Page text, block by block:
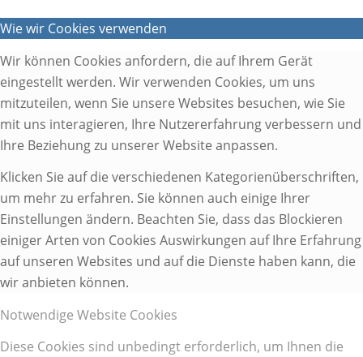
Wie wir Cookies verwenden
Wir können Cookies anfordern, die auf Ihrem Gerät
eingestellt werden. Wir verwenden Cookies, um uns
mitzuteilen, wenn Sie unsere Websites besuchen, wie Sie
mit uns interagieren, Ihre Nutzererfahrung verbessern und
Ihre Beziehung zu unserer Website anpassen.
Klicken Sie auf die verschiedenen Kategorienüberschriften,
um mehr zu erfahren. Sie können auch einige Ihrer
Einstellungen ändern. Beachten Sie, dass das Blockieren
einiger Arten von Cookies Auswirkungen auf Ihre Erfahrung
auf unseren Websites und auf die Dienste haben kann, die
wir anbieten können.
Notwendige Website Cookies
Diese Cookies sind unbedingt erforderlich, um Ihnen die